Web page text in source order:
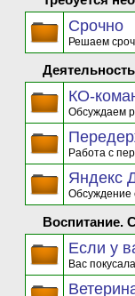
Срочно
Решаем
КО-
Обсуждаем
Работа с
Яндекс
Обсуждение
Воспитание.
Если у
Вас